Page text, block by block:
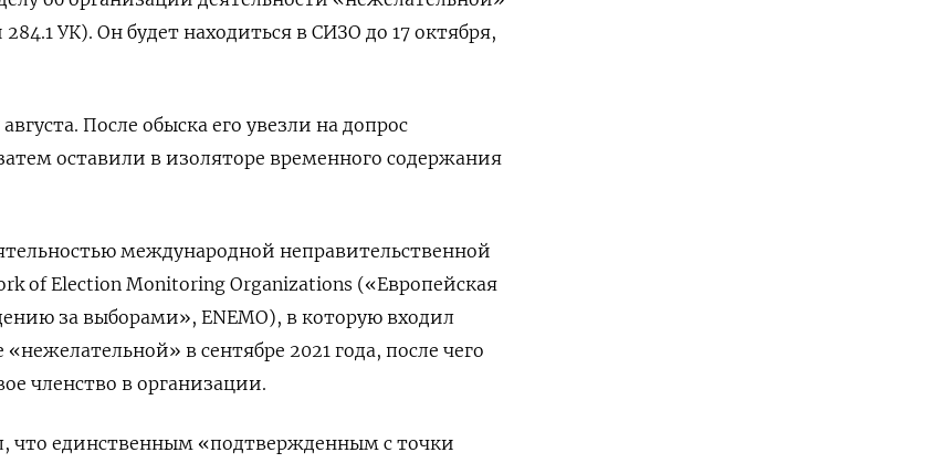
284.1 УК). Он будет находиться в СИЗО до 17 октября,
После обыска его увезли на допрос
оставили в изоляторе временного содержания
международной неправительственной
of Election Monitoring Organizations («Европейская
за выборами», ENEMO), в которую входил
в сентябре 2021 года, после чего
членство в организации.
что единственным «подтвержденным с точки